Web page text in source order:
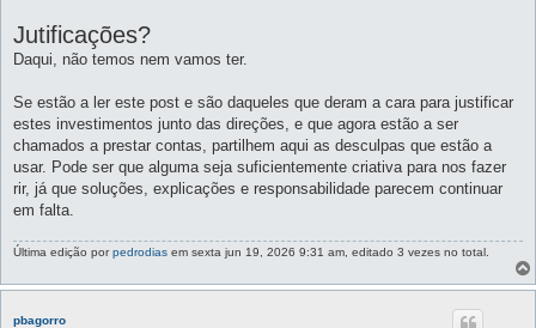
Jutificações?
Daqui, não temos nem vamos ter.
Se estão a ler este post e são daqueles que deram a cara para justificar
estes investimentos junto das direções, e que agora estão a ser
chamados a prestar contas, partilhem aqui as desculpas que estão a
usar. Pode ser que alguma seja suficientemente criativa para nos fazer
rir, já que soluções, explicações e responsabilidade parecem continuar
em falta.
Última edição porpedrodias em sexta jun 19, 2026 9:31 am, editado 3 vezes no total.
pbagorro